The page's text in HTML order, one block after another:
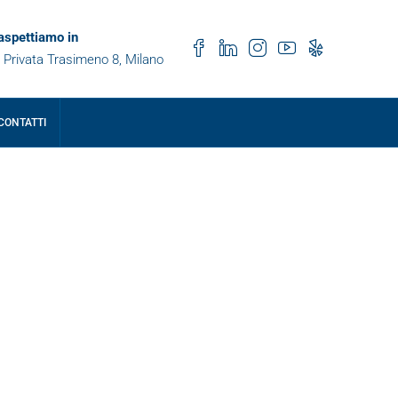
in
Privata Trasimeno 8, Milano